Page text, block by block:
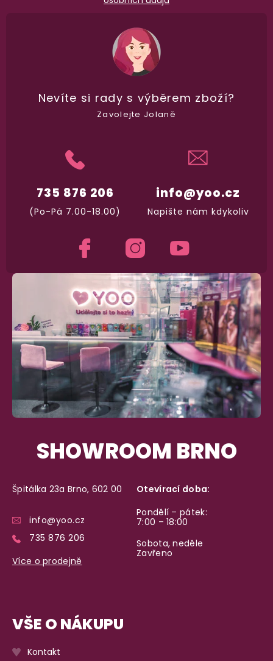
98% spokojenost
recenzí ověřených zakazníků
100% diskrétní balení
vypadá balíček
Dodání do 2. dne
Na rychlosti záleží! Vše důležité máme
Garance vrácení peněz
Máte30 dnína bezplatné vrácení zboží
info@yoo.cz
Napište nám kdykoliv
735 876 206
(Po-Pá 7.00-18.00)
Nevíte si rady s výběrem zboží?
Zavolejte Jolaně
SHOWROOM BRNO
Špitálka 23a Brno, 602 00
info@yoo.cz
735 876 206
Více o prodejně
Otevírací doba:
Pondělí – pátek:
7:00 – 18:00
Sobota, neděle
Zavřeno
VŠE O NÁKUPU
Kontakt